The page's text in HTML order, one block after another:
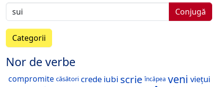
Conjugă
Categorii
Nor de verbe
compromite căsători crede iubi scrie încăpea veni viețui